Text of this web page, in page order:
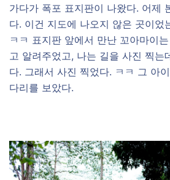
가다가 폭포 표지판이 나왔다. 어제
다. 이건 지도에 나오지 않은 곳이었
ㅋㅋ 표지판 앞에서 만난 꼬아마이
고 알려주었고, 나는 길을 사진 찍는
다. 그래서 사진 찍었다. ㅋㅋ 그 아
다리를 보았다.